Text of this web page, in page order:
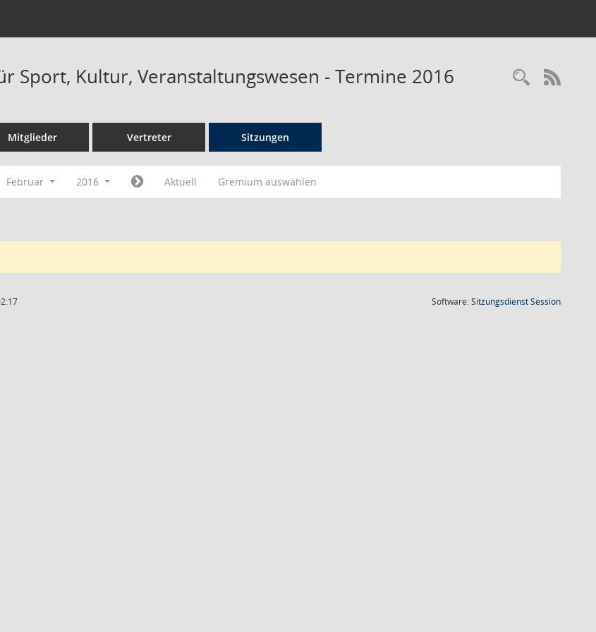
Sport, Kultur, Veranstaltungswesen - Termine 2016
Mitglieder Vertreter Sitzungen
Februar 2016 Aktuell Gremium auswählen
Software:SitzungsdienstSession(Wird in